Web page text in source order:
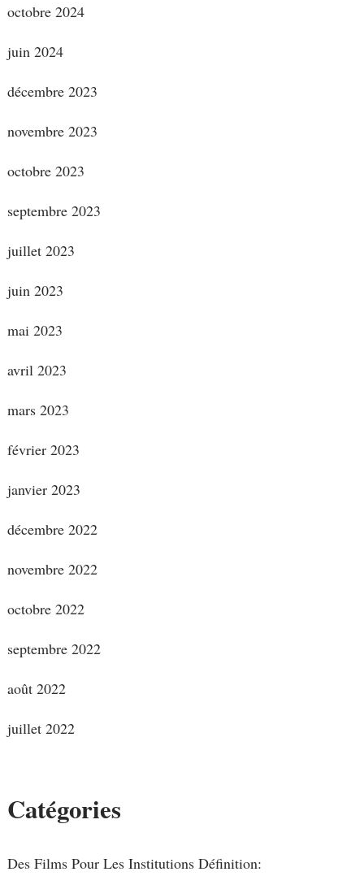
octobre 2024
juin 2024
décembre 2023
novembre 2023
octobre 2023
septembre 2023
juillet 2023
juin 2023
mai 2023
avril 2023
mars 2023
février 2023
janvier 2023
décembre 2022
novembre 2022
octobre 2022
septembre 2022
août 2022
juillet 2022
Catégories
Des Films Pour Les Institutions Définition: